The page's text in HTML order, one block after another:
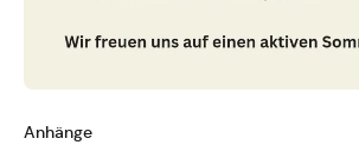
Anhänge